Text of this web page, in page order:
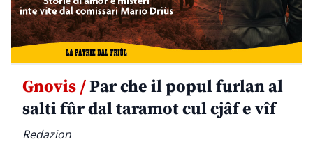
Gnovis /Par che il popul furlan al
salti fûr dal taramot cul cjâf e vîf
Redazion